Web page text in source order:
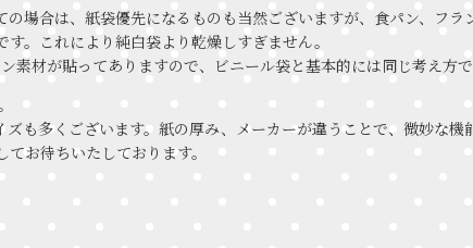
場合は、紙袋優先になるものも当然ございますが、食パン、フ
。これにより純白袋より乾燥しすぎません。
材が貼ってありますので、ビニール袋と基本的には同じ考え方
も多くございます。紙の厚み、メーカーが違うことで、微妙な
お待ちいたしております。